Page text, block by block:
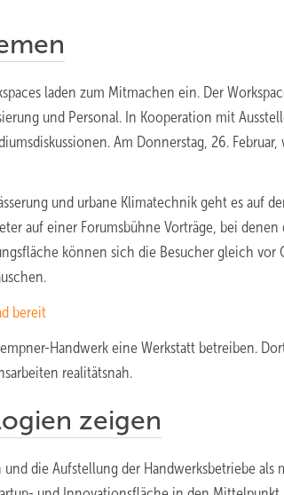
laden zum Mitmachen ein. Der
und Personal. In Kooperation mit
Am Donnerstag, 26.
und urbane Klimatechnik geht es auf
auf einer Forumsbühne Vorträge, bei denen
können sich die Besucher gleich vor
bereit
Handwerk eine Werkstatt betreiben.
realitätsnah.
zeigen
die Aufstellung der Handwerksbetriebe als